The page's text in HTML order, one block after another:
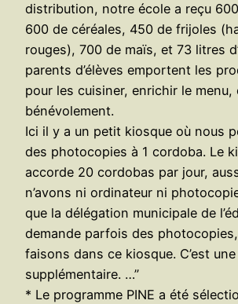
distribution, notre école a reçu
600 de céréales, 450 de frijoles
rouges), 700 de maïs, et 73 litres
parents d’élèves emportent les
pour les cuisiner, enrichir le
bénévolement.
Ici il y a un petit kiosque où nous
des photocopies à 1 cordoba. Le
accorde 20 cordobas par jour,
n’avons ni ordinateur ni
que la délégation municipale de
demande parfois des
faisons dans ce kiosque. C’est
supplémentaire. …”
* Le programme PINE a été